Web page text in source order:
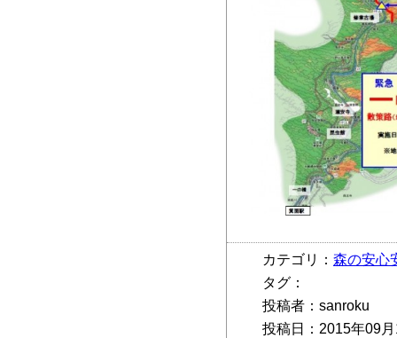
カテゴリ： 森の安心
タグ：
投稿者：sanroku
投稿日：2015年09